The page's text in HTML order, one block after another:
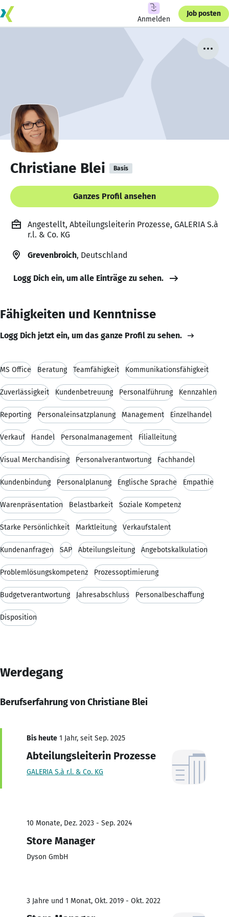
Anmelden
Job posten
Christiane Blei Basis
Ganzes Profil ansehen
Angestellt, Abteilungsleiterin Prozesse, GALERIA S.à
r.l. & Co. KG
Grevenbroich, Deutschland
Logg Dich ein, um alle Einträge zu sehen.
Fähigkeiten und Kenntnisse
Logg Dich jetzt ein, um das ganze Profil zu sehen.
MS Office Beratung Teamfähigkeit Kommunikationsfähigkeit
Zuverlässigkeit Kundenbetreuung Personalführung Kennzahlen
Reporting Personaleinsatzplanung Management Einzelhandel
Verkauf Handel Personalmanagement Filialleitung
Visual Merchandising Personalverantwortung Fachhandel
Kundenbindung Personalplanung Englische Sprache Empathie
Warenpräsentation Belastbarkeit Soziale Kompetenz
Starke Persönlichkeit Marktleitung Verkaufstalent
Kundenanfragen SAP Abteilungsleitung Angebotskalkulation
Problemlösungskompetenz Prozessoptimierung
Budgetverantwortung Jahresabschluss Personalbeschaffung
Disposition
Werdegang
Berufserfahrung von Christiane Blei
Bis heute 1 Jahr, seit Sep. 2025
Abteilungsleiterin Prozesse
GALERIA S.à r.l. & Co. KG
10 Monate, Dez. 2023 - Sep. 2024
Store Manager
Dyson GmbH
3 Jahre und 1 Monat, Okt. 2019 - Okt. 2022